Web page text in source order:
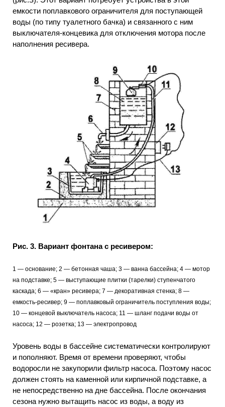
емкости поплавкового ограничителя для поступающей
воды (по типу туалетного бачка) и связанного с ним
выключателя-концевика для отключения мотора после
наполнения ресивера.
Рис. 3. Вариант фонтана с ресивером:
1 — основание; 2 — бетонная чаша; 3 — ванна бассейна; 4 — мотор
на подставке; 5 — выступающие плитки (тарелки) ступенчатого
каскада; 6 — «кран» ресивера; 7 — декоративная стенка; 8 —
емкость-ресивер; 9 — поплавковый ограничитель поступления воды;
10 — концевой выключатель насоса; 11 — шланг подачи воды от
насоса; 12 — розетка; 13 — электропровод
Уровень воды в бассейне систематически контролируют
и пополняют. Время от времени проверяют, чтобы
водоросли не закупорили фильтр насоса. Поэтому насос
должен стоять на каменной или кирпичной подставке, а
не непосредственно на дне бассейна. После окончания
сезона нужно вытащить насос из воды, а воду из